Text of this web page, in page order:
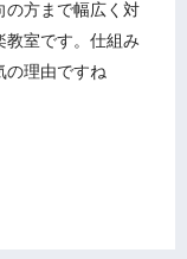
の方まで幅広く対
教室です。仕組み
の理由ですね